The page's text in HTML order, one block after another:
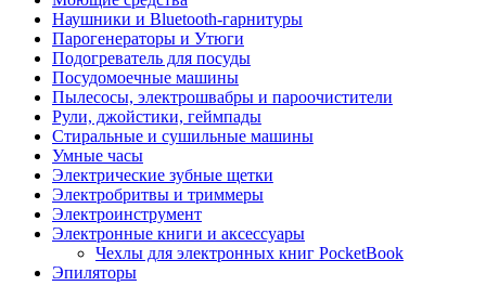
Наушники и Bluetooth-гарнитуры
Парогенераторы и Утюги
Подогреватель для посуды
Посудомоечные машины
Пылесосы, электрошвабры и пароочистители
Рули, джойстики, геймпады
Стиральные и сушильные машины
Умные часы
Электрические зубные щетки
Электробритвы и триммеры
Электроинструмент
Электронные книги и аксессуары
Чехлы для электронных книг PocketBook
Эпиляторы